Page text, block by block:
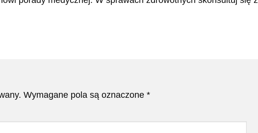
Wymagane pola są oznaczone *